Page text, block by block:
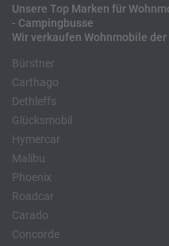
Unsere Top Marken für
- Campingbusse
Wir verkaufen Wohnmobile
Bürstner
Carthago
Dethleffs
Glücksmobil
Hymercar
Malibu
Phoenix
Roadcar
Carado
Concorde